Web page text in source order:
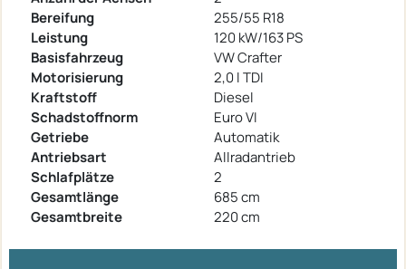
Bereifung
255/55 R18
Leistung
120 kW/163 PS
Basisfahrzeug
VW Crafter
Motorisierung
2,0 l TDI
Kraftstoff
Diesel
Schadstoffnorm
Euro VI
Getriebe
Automatik
Antriebsart
Allradantrieb
Schlafplätze
2
Gesamtlänge
685 cm
Gesamtbreite
220 cm